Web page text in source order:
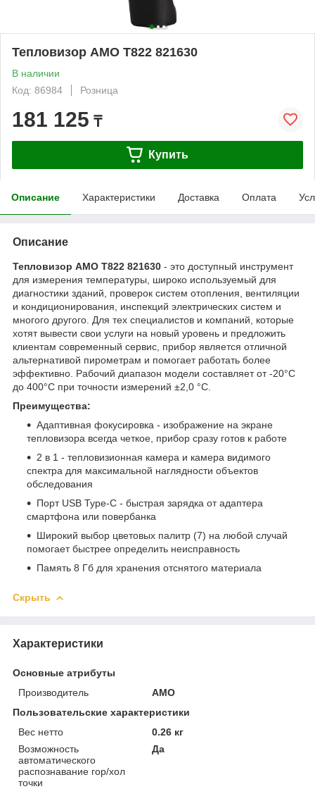
Тепловизор AMO T822 821630
В наличии
Код: 86984
Розница
181 125 ₸
Купить
Описание Характеристики Доставка Оплата
Описание
Тепловизор AMO T822 821630 - это доступный инструмент
для измерения температуры, широко используемый для
диагностики зданий, проверок систем отопления, вентиляции
и кондиционирования, инспекций электрических систем и
многого другого. Для тех специалистов и компаний, которые
хотят вывести свои услуги на новый уровень и предложить
клиентам современный сервис, прибор является отличной
альтернативой пирометрам и помогает работать более
эффективно. Рабочий диапазон модели составляет от -20°C
до 400°C при точности измерений ±2,0 °С.
Преимущества:
Адаптивная фокусировка - изображение на экране
тепловизора всегда четкое, прибор сразу готов к работе
2 в 1 - тепловизионная камера и камера видимого
спектра для максимальной наглядности объектов
обследования
Порт USB Type-C - быстрая зарядка от адаптера
смартфона или повербанка
Широкий выбор цветовых палитр (7) на любой случай
помогает быстрее определить неисправность
Память 8 Гб для хранения отснятого материала
Скрыть
Характеристики
Основные атрибуты
Производитель
AMO
Пользовательские характеристики
Вес нетто
0.26 кг
Возможность
автоматического
распознавание гор/хол
точки
Да